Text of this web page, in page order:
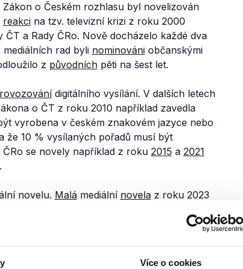
Více o cookies
o Českém rozhlasu byl novelizován
reakcina tzv. televizní krizi z roku 2000
a Rady ČRo. Nově docházelo každé dva
rad byli nominovániobčanskými
z původníchpěti na šest let.
digitálního vysílání. V dalších letech
o ČT z roku 2010 například zavedla
vyrobena v českém znakovém jazyce nebo
že 10 % vysílaných pořadů musí být
se novely například z roku 2015 a 2021
novelu. Malámediální novelaz roku 2023
každé dva